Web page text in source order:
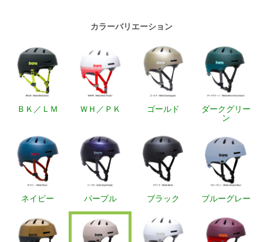
カラーバリエーション
ＢＫ／ＬＭ ＷＨ／ＰＫ ゴールド
ダークグリー
ン
ネイビー パープル ブラック ブルーグレー